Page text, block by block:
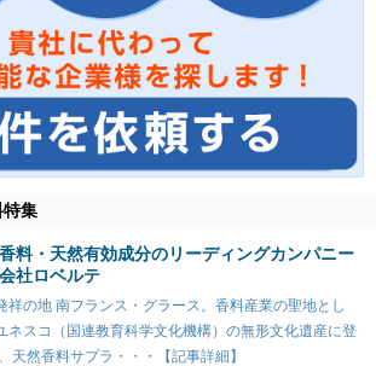
特集
料・天然有効成分のリーディングカンパニー
社ロベルテ
祥の地 南フランス・グラース。香料産業の聖地とし
ネスコ（国連教育科学文化機構）の無形文化遺産に登
天然香料サプラ・・・【記事詳細】